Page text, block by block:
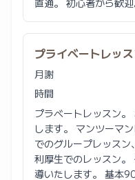
プライベートレッ
月謝
時間
プラベートレッスン
します。 マンツーマ
でのグループレッス
利厚生でのレッスン
導いたします。 基本